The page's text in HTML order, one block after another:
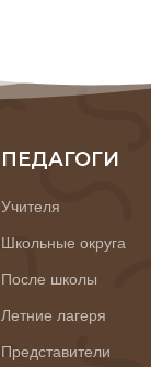
ПЕДАГОГИ
Учителя
Школьные округа
После школы
Летние лагеря
Представители